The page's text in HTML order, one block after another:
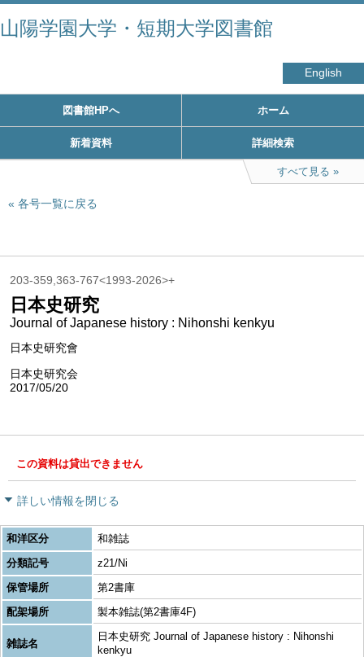
山陽学園大学・短期大学図書館
English
図書館HPへ ホーム
新着資料 詳細検索
すべて見る
各号一覧に戻る
203-359,363-767<1993-2026>+
日本史研究
Journal of Japanese history : Nihonshi kenkyu
日本史研究會
日本史研究会
2017/05/20
この資料は貸出できません
詳しい情報を閉じる
和洋区分
和雑誌
分類記号
z21/Ni
保管場所
第2書庫
配架場所
製本雑誌(第2書庫4F)
雑誌名
日本史研究 Journal of Japanese history : Nihonshi
kenkyu